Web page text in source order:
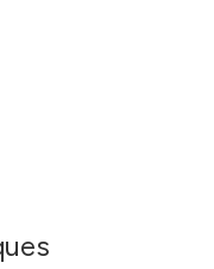
sur www.cif-